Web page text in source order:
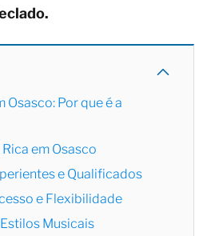
Osasco: Por que é a
em Osasco
e Qualificados
e Flexibilidade
Musicais